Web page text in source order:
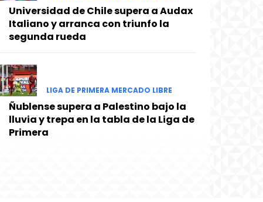
Universidad de Chile supera a Audax
Italiano y arranca con triunfo la
segunda rueda
LIGA DE PRIMERA MERCADO LIBRE
Ñublense supera a Palestino bajo la
lluvia y trepa en la tabla de la Liga de
Primera